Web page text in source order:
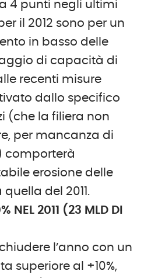
4 punti negli ultimi
il 2012 sono per un
in basso delle
di capacità di
recenti misure
dallo specifico
(che la filiera non
per mancanza di
comporterà
erosione delle
del 2011.
NEL 2011 (23 MLD DI
l’anno con un
superiore al +10%,